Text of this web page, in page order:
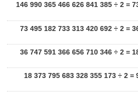
146 990 365 466 626 841 385 ÷ 2 =
73 495 182 733 313 420 692 ÷ 2 =
36 747 591 366 656 710 346 ÷ 2 =
18 373 795 683 328 355 173 ÷ 2 =